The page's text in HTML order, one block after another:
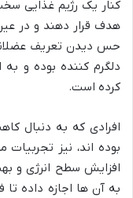
کنار یک رژیم غذایی
هدف قرار دهند و در
حس دیدن تعریف
دلگرم کننده بوده و
کرده است.
افرادی که به دنبال
بوده اند، نیز تجربیات
افزایش سطح انرژی و
به آن ها اجازه داده